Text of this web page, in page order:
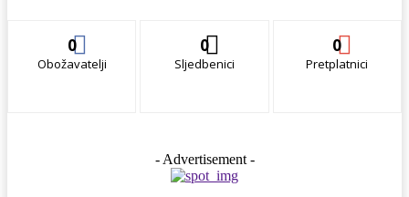
0
Obožavatelji
0
Sljedbenici
0
Pretplatnici
- Advertisement -